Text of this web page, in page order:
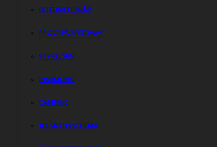
BLI FUNKTIONÄR
PROVA PÅ SPEEDWAY
STYRELSEN
INSAMLING
CAMPING
JULGRANSSCHEMA